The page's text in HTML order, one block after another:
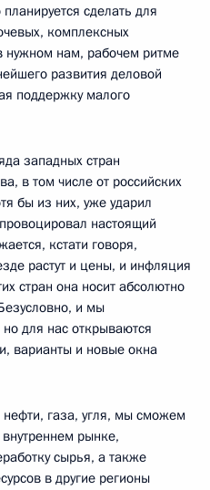
сделать для
комплексных
нужном нам, рабочем ритме
развития деловой
поддержку малого
западных стран
в том числе от российских
бы из них, уже ударил
настоящий
кстати говоря,
растут и цены, и инфляция
стран она носит абсолютно
и мы
для нас открываются
варианты и новые окна
нефти, газа, угля, мы сможем
рынке,
сырья, а также
в другие регионы